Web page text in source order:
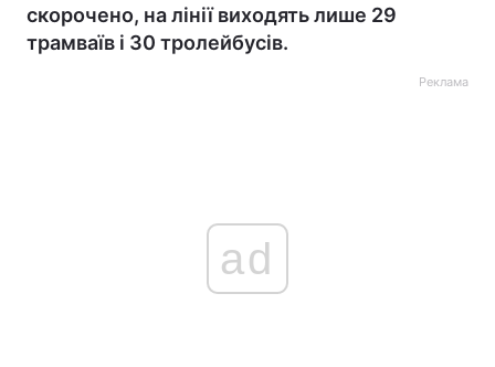
скорочено, на лінії виходять лише 29
трамваїв і 30 тролейбусів.
Реклама
ad